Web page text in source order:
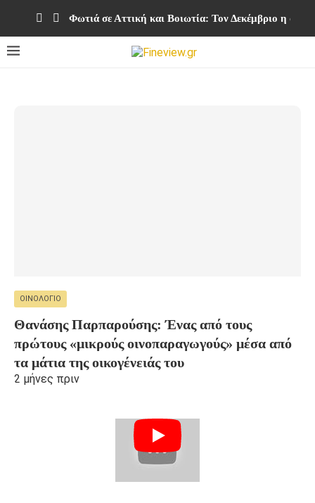
Φωτιά σε Αττική και Βοιωτία: Τον Δεκέμβριο η
ΟΙΝΟΛΌΓΙΟ
Θανάσης Παρπαρούσης: Ένας από τους
πρώτους «μικρούς οινοπαραγωγούς» μέσα από
τα μάτια της οικογένειάς του
2 μήνες πριν